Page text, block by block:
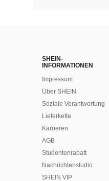
SHEIN-
INFORMATIONEN
Impressum
Über SHEIN
Soziale Verantwortung
Lieferkette
Karrieren
AGB
Studentenrabatt
Nachrichtenstudio
SHEIN VIP